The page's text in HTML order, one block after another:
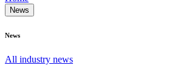
News
News
All industry news